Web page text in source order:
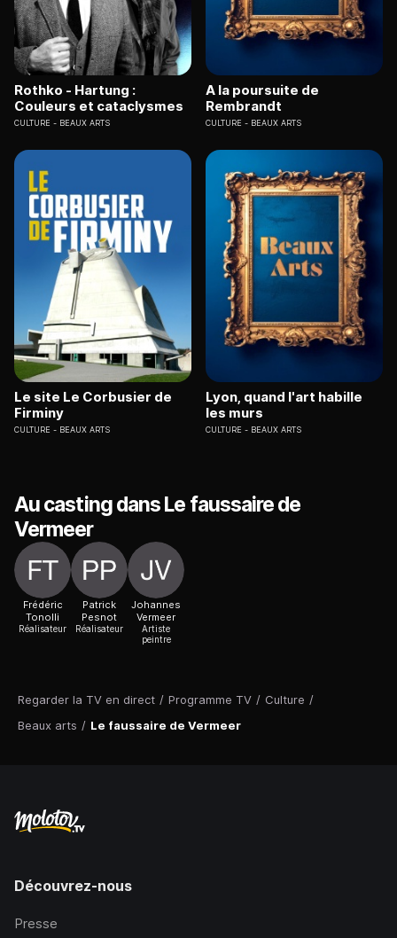
Regarder la TV en direct / Programme TV / Culture /
Beaux arts / Le faussaire de Vermeer
Rothko - Hartung :
Couleurs et cataclysmes
CULTURE BEAUX ARTS
A la poursuite de
Rembrandt
CULTURE BEAUX ARTS
Le site Le Corbusier de
Firminy
CULTURE BEAUX ARTS
Lyon, quand l'art habille
les murs
CULTURE BEAUX ARTS
Au casting dans Le faussaire de
Vermeer
Frédéric
Tonolli
Réalisateur
Patrick
Pesnot
Réalisateur
Johannes
Vermeer
Artiste
peintre
Découvrez-nous
Presse